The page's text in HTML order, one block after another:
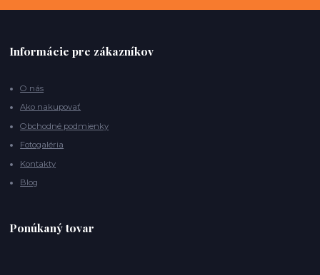
Informácie pre zákazníkov
O nás
Ako nakupovať
Obchodné podmienky
Fotogaléria
Kontakty
Blog
Ponúkaný tovar